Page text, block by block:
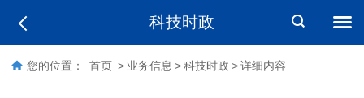
科技时政
您的位置： 首页 > 业务信息 > 科技时政 > 详细内容